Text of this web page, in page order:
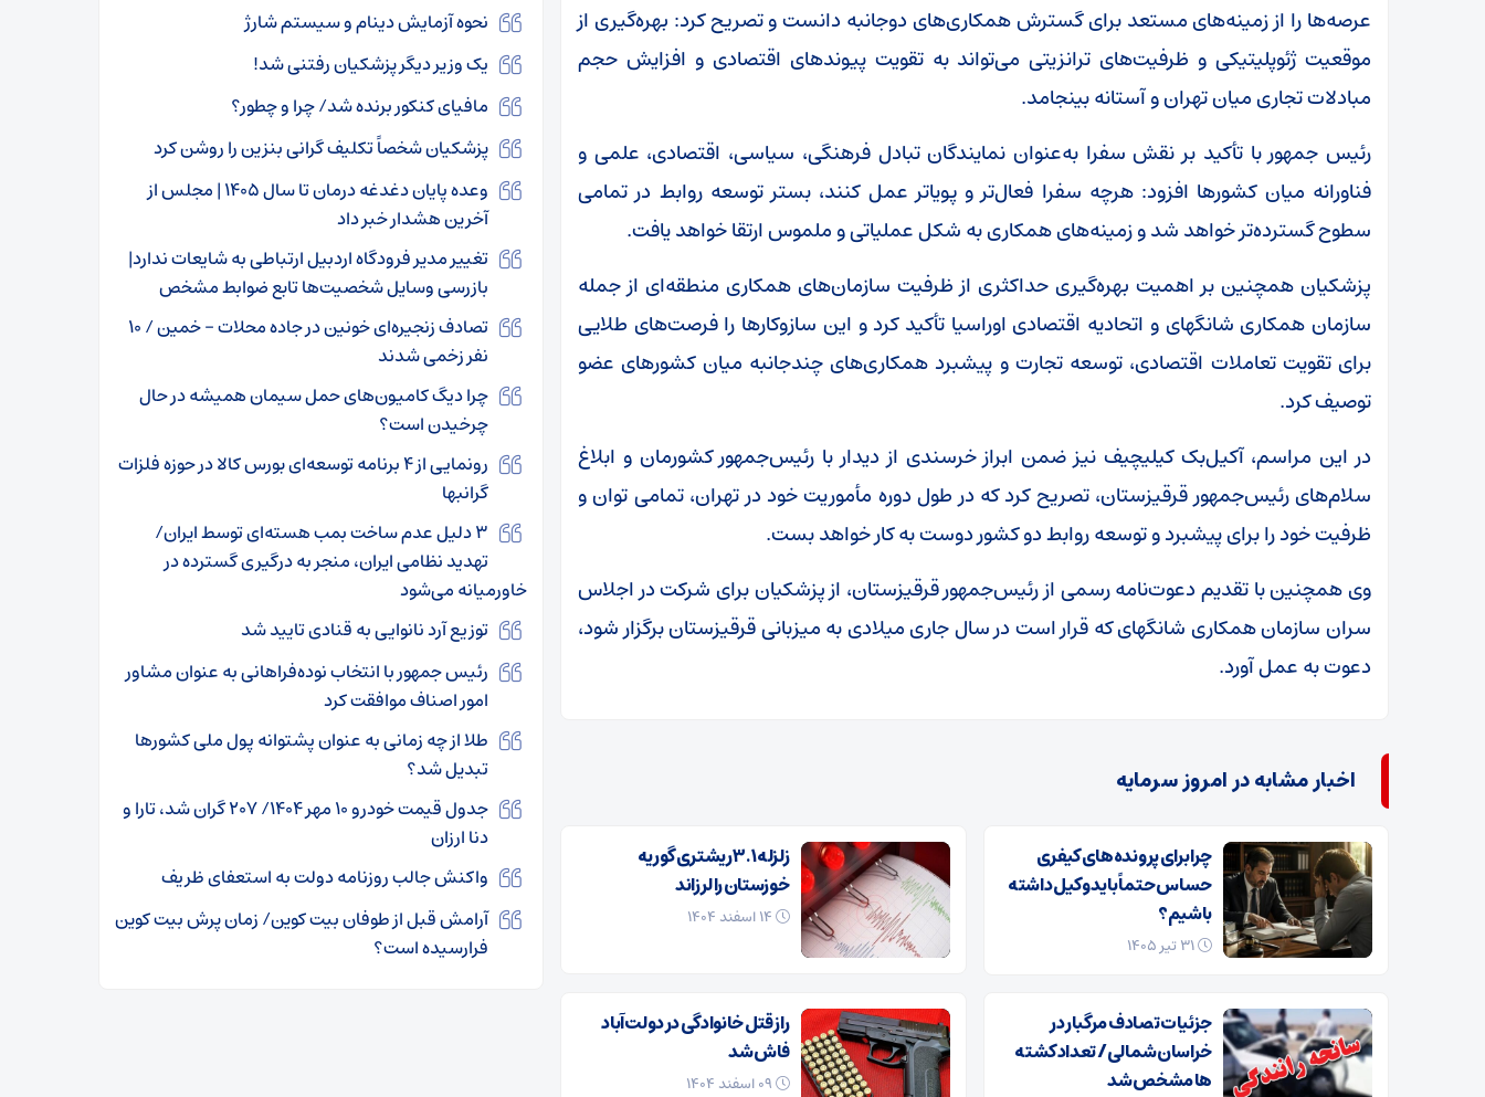
عرصه‌ها را از زمینه‌های مستعد برای گسترش همکاری‌های دوجانبه دانست و تصریح کرد: بهره‌گیری از
موقعیت ژئوپلیتیکی و ظرفیت‌های ترانزیتی می‌تواند به تقویت پیوندهای اقتصادی و افزایش حجم
مبادلات تجاری میان تهران و آستانه بینجامد.
رئیس جمهور با تأکید بر نقش سفرا به‌عنوان نمایندگان تبادل فرهنگی، سیاسی، اقتصادی، علمی و
فناورانه میان کشورها افزود: هرچه سفرا فعال‌تر و پویاتر عمل کنند، بستر توسعه روابط در تمامی
سطوح گسترده‌تر خواهد شد و زمینه‌های همکاری به شکل عملیاتی و ملموس ارتقا خواهد یافت.
پزشکیان همچنین بر اهمیت بهره‌گیری حداکثری از ظرفیت سازمان‌های همکاری منطقه‌ای از جمله
سازمان همکاری ‌شانگهای و اتحادیه اقتصادی اوراسیا تأکید کرد و این سازوکارها را فرصت‌های طلایی
برای تقویت تعاملات اقتصادی، توسعه تجارت و پیشبرد همکاری‌های چندجانبه میان کشورهای عضو
توصیف کرد.
در این مراسم، آکیل‌بک کیلیچیف نیز ضمن ابراز خرسندی از دیدار با رئیس‌جمهور کشورمان و ابلاغ
سلام‌های رئیس‌جمهور قرقیزستان، تصریح کرد که در طول دوره مأموریت خود در تهران، تمامی توان و
ظرفیت خود را برای پیشبرد و توسعه روابط دو کشور دوست به کار خواهد بست.
وی همچنین با تقدیم دعوت‌نامه رسمی از رئیس‌جمهور قرقیزستان، از پزشکیان برای شرکت در اجلاس
سران سازمان همکاری ‌شانگهای که قرار است در سال جاری میلادی به میزبانی قرقیزستان برگزار شود،
دعوت به عمل آورد.
اخبار مشابه در امروز سرمایه
چرا برای پرونده‌های کیفری
حساس حتماً باید وکیل داشته
باشیم؟
زلزله ۳.۱ ریشتری گوریه
خوزستان را لرزاند
جزئیات تصادف مرگبار در
خراسان‌شمالی/ تعداد کشته
ها مشخص شد
راز قتل خانوادگی در دولت‌آباد
فاش شد
نحوه آزمایش دینام و سیستم شارژ
یک وزیر دیگر پزشکیان رفتنی شد!
مافیای کنکور برنده شد/ چرا و چطور؟
پزشکیان شخصاً تکلیف گرانی بنزین را روشن کرد
وعده پایان دغدغه درمان تا سال ۱۴۰۵ | مجلس از
آخرین هشدار خبر داد
تغییر مدیر فرودگاه اردبیل ارتباطی به شایعات ندارد|
بازرسی وسایل شخصیت‌ها تابع ضوابط مشخص
تصادف زنجیره‌ای خونین در جاده محلات – خمین / ۱۰
نفر زخمی شدند
چرا دیگ کامیون‌های حمل سیمان همیشه در حال
چرخیدن است؟
رونمایی از ۴ برنامه توسعه‌ای بورس کالا در حوزه فلزات
گرانبها
۳ دلیل عدم ساخت بمب هسته‌ای توسط ایران/
تهدید نظامی ایران، منجر به درگیری گسترده در
خاورمیانه می‌شود
توزیع آرد نانوایی به قنادی تایید شد
رئیس جمهور با انتخاب نوده‌فراهانی به عنوان مشاور
امور اصناف موافقت کرد
طلا از چه زمانی به عنوان پشتوانه پول ملی کشورها
تبدیل شد؟
جدول قیمت خودرو ۱۰ مهر ۱۴۰۴/ ۲۰۷ گران شد، تارا و
دنا ارزان
واکنش جالب روزنامه دولت به استعفای ظریف
آرامش قبل از طوفان بیت کوین/ زمان پرش بیت کوین
فرارسیده است؟